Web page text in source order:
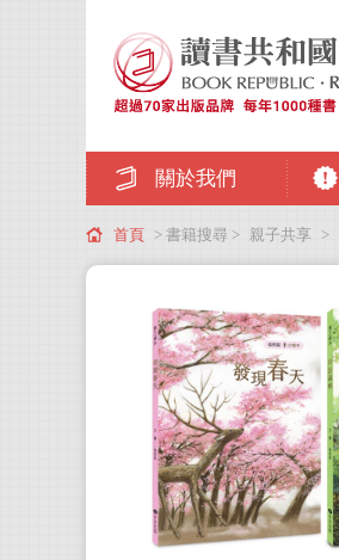
關於我們
首頁 > 書籍搜尋 > 親子共享 >